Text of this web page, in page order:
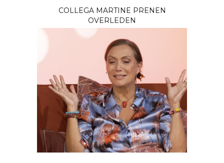
COLLEGA MARTINE PRENEN
OVERLEDEN